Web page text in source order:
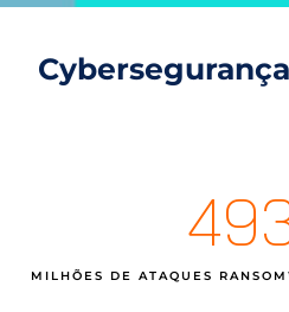
ameaças avançadas,
simplifique seu
de próxima geração da
Sandbox mais avançado do
MILHÕES DE ATAQUES